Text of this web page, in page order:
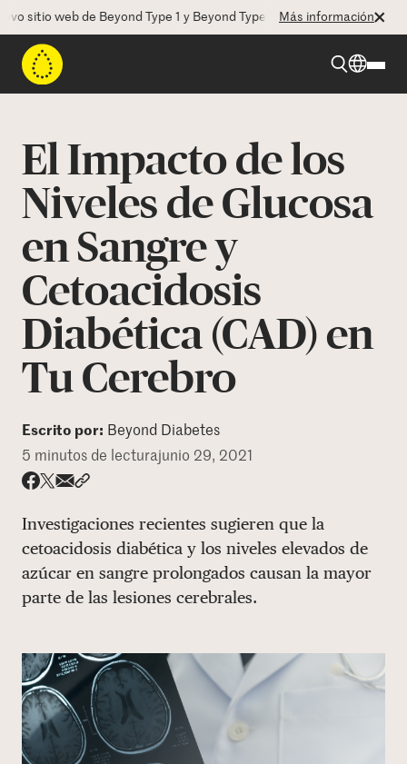
web de Beyond Type 1 y Beyond Type 2! La CEO Deborah Dugan
Más información
Beyond Type 2
Recursos
Programas
DONAR
El Impacto de los
Niveles de Glucosa
en Sangre y
Cetoacidosis
Diabética (CAD) en
Tu Cerebro
Escrito por: Beyond Diabetes
5 minutos de lecturajunio 29, 2021
Investigaciones recientes sugieren que la
cetoacidosis diabética y los niveles elevados de
azúcar en sangre prolongados causan la mayor
parte de las lesiones cerebrales.